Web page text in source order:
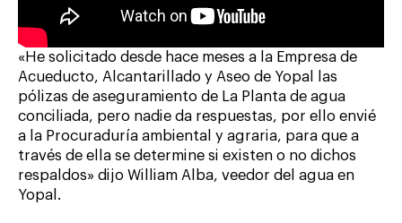
«He solicitado desde hace meses a la Empresa de
Acueducto, Alcantarillado y Aseo de Yopal las
pólizas de aseguramiento de La Planta de agua
conciliada, pero nadie da respuestas, por ello envié
a la Procuraduría ambiental y agraria, para que a
través de ella se determine si existen o no dichos
respaldos» dijo William Alba, veedor del agua en
Yopal.